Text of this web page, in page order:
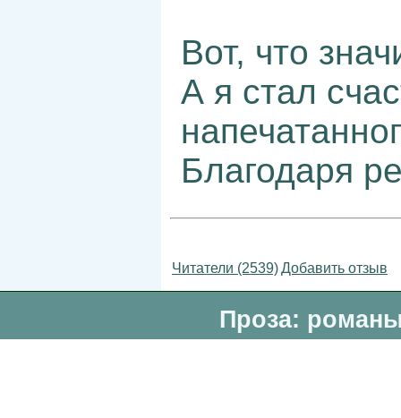
Вот, что
А я стал
Благодаря
Читатели (2539)Добавить отзыв
Проза: